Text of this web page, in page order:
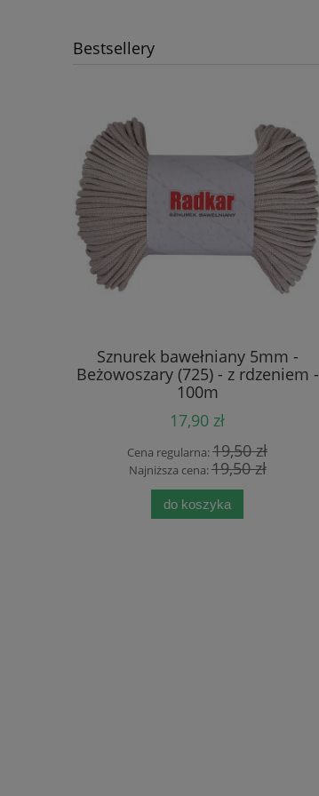
Bestsellery
Sznurek bawełniany 5mm -
Beżowoszary (725) - z rdzeniem -
100m
17,90 zł
Cena regularna:19,50 zł
Najniższa cena:19,50 zł
do koszyka